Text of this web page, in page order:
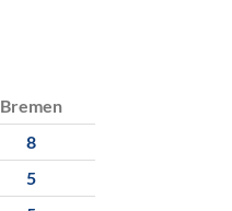
Bremen
8
5